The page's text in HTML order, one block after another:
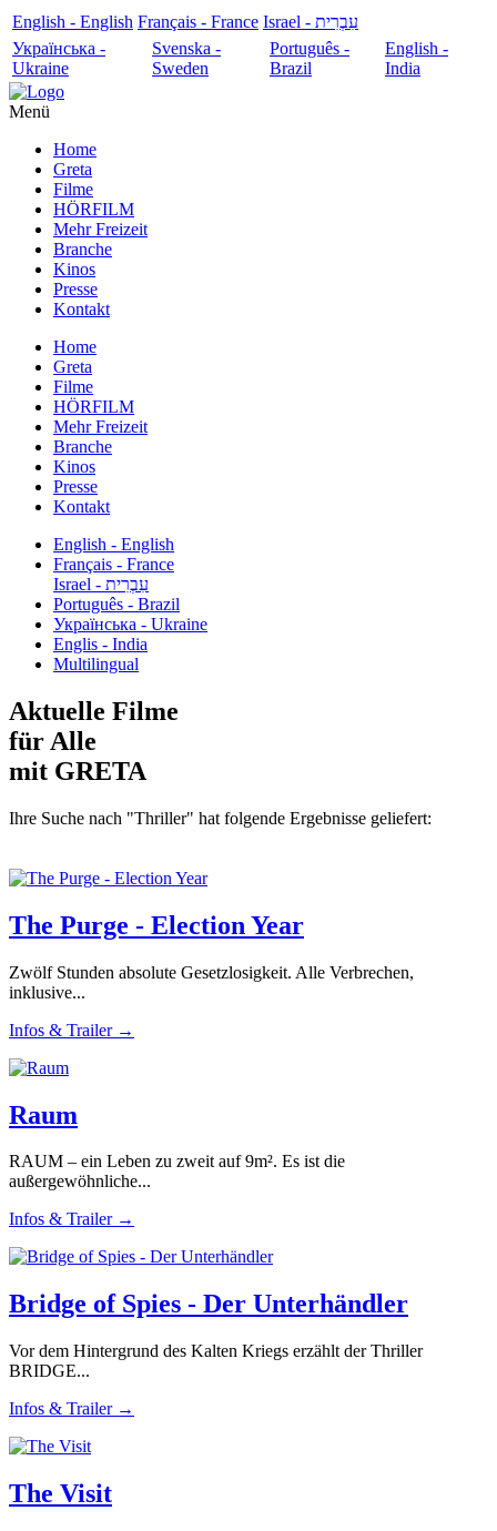
English - English Français - France
עִבְרִית - Israel
Українська -
Ukraine
Svenska -
Sweden
Português -
Brazil
English -
India
Menü
Home
Greta
Filme
HÖRFILM
Mehr Freizeit
Branche
Kinos
Presse
Kontakt
Home
Greta
Filme
HÖRFILM
Mehr Freizeit
Branche
Kinos
Presse
Kontakt
English - English
Français - France
עִבְרִית - Israel
Português - Brazil
Українська - Ukraine
Englis - India
Multilingual
Aktuelle Filme
für Alle
mit GRETA
Ihre Suche nach "Thriller" hat folgende Ergebnisse geliefert:
The Purge - Election Year
Zwölf Stunden absolute Gesetzlosigkeit. Alle Verbrechen,
inklusive...
Infos & Trailer →
Raum
RAUM – ein Leben zu zweit auf 9m². Es ist die
außergewöhnliche...
Infos & Trailer →
Bridge of Spies - Der Unterhändler
Vor dem Hintergrund des Kalten Kriegs erzählt der Thriller
BRIDGE...
Infos & Trailer →
The Visit